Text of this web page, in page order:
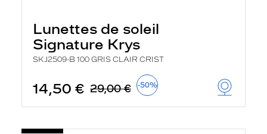
Lunettes de soleil
Signature Krys
SKJ2509-B 100 GRIS CLAIR CRIST
14,50 € 29,00 € -50%